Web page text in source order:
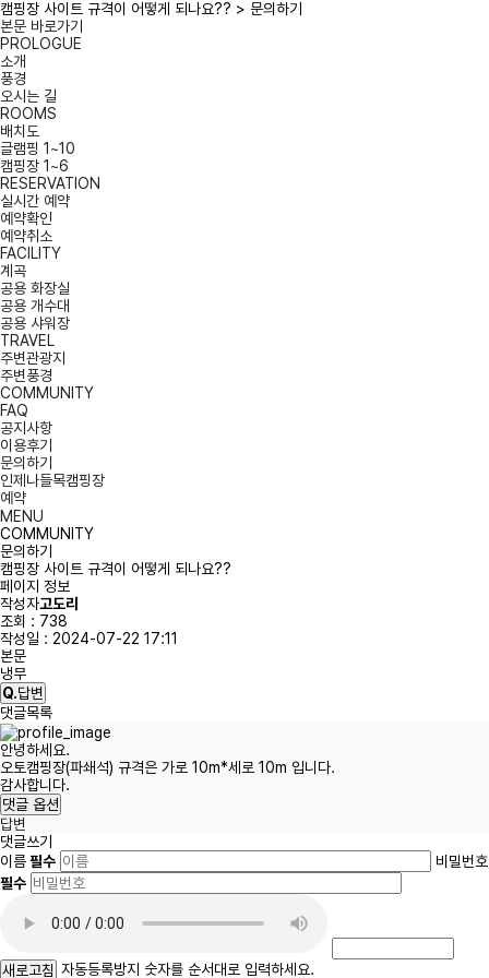
캠핑장 사이트 규격이 어떻게 되나요?? > 문의하기
본문 바로가기
PROLOGUE
소개
풍경
오시는 길
ROOMS
배치도
글램핑 1~10
캠핑장 1~6
RESERVATION
실시간 예약
예약확인
예약취소
FACILITY
계곡
공용 화장실
공용 개수대
공용 샤워장
TRAVEL
주변관광지
주변풍경
COMMUNITY
FAQ
공지사항
이용후기
문의하기
인제나들목캠핑장
예약
MENU
COMMUNITY
문의하기
캠핑장 사이트 규격이 어떻게 되나요??
페이지 정보
작성자고도리
조회 : 738
작성일 : 2024-07-22 17:11
본문
냉무
Q.답변
댓글목록
안녕하세요.
오토캠핑장(파쇄석) 규격은 가로 10m*세로 10m 입니다.
감사합니다.
댓글 옵션
답변
댓글쓰기
이름필수
비밀번호
필수
자동등록방지
새로고침 자동등록방지 숫자를 순서대로 입력하세요.